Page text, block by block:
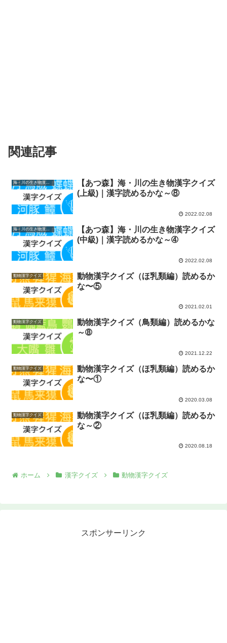
関連記事
海・川の生き物漢字クイズ
【あつ森】海・川の生き物漢字クイズ
(上級)｜漢字読めるかな～⑧
2022.02.08
海・川の生き物漢字クイズ
【あつ森】海・川の生き物漢字クイズ
(中級)｜漢字読めるかな～➃
2022.02.08
動物漢字クイズ
動物漢字クイズ（ほ乳類編）読めるか
な〜⑤
2021.02.01
動物漢字クイズ
動物漢字クイズ（鳥類編）読めるかな
～➇
2021.12.22
動物漢字クイズ
動物漢字クイズ（ほ乳類編）読めるか
な〜①
2020.03.08
動物漢字クイズ
動物漢字クイズ（ほ乳類編）読めるか
な～②
2020.08.18
ホーム 漢字クイズ 動物漢字クイズ
スポンサーリンク